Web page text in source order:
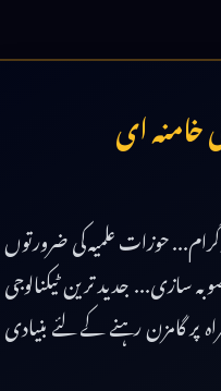
خامنہ ای
حوزات علمیہ کی ضرورتوں
جدید ترین ٹیکنالوجی
پر گامزن رہنے کے لئے بنیادی